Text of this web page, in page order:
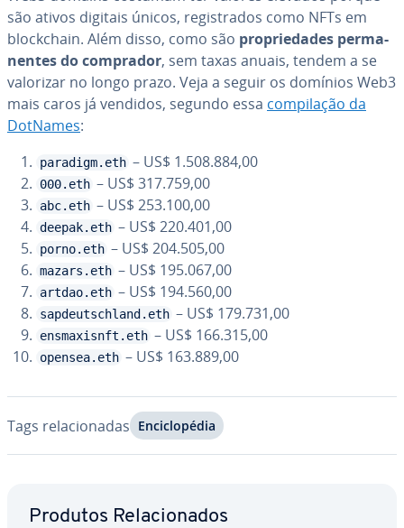
são ativos digitais únicos, re­gis­tra­dos como NFTs em
block­chain. Além disso, como são pro­pri­e­da­des per­ma­
nen­tes do comprador, sem taxas anuais, tendem a se
valorizar no longo prazo. Veja a seguir os domínios Web3
mais caros já vendidos, segundo essa com­pi­la­ção da
DotNames:
paradigm.eth – US$ 1.508.884,00
000.eth – US$ 317.759,00
abc.eth – US$ 253.100,00
deepak.eth – US$ 220.401,00
porno.eth – US$ 204.505,00
mazars.eth – US$ 195.067,00
artdao.eth – US$ 194.560,00
sapdeutschland.eth – US$ 179.731,00
ensmaxisnft.eth – US$ 166.315,00
opensea.eth – US$ 163.889,00
Tags re­la­ci­o­na­das En­ci­clo­pé­dia
Produtos Re­la­ci­o­na­dos